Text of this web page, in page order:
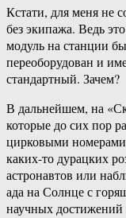
Кстати, для меня не
без экипажа. Ведь
модуль на станции
переоборудован и
стандартный. Зачем?
В дальнейшем, на
которые до сих пор
цирковыми
каких-то дурацких
астронавтов или
ада на Солнце с
научных достижений